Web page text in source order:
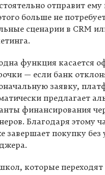
отправит
больше не
сценарии в CRM
функция касается
— если банк
заявку,
предлагает
финансирования
Благодаря этому
завершает покупку без
которые переходят